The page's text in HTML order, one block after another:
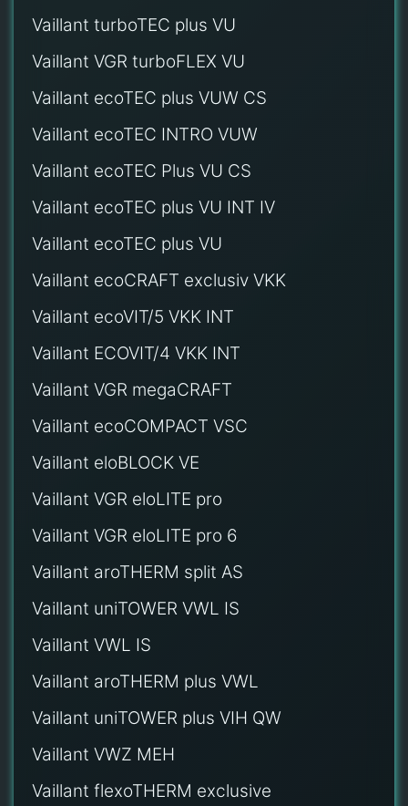
Vaillant turboTEC plus VU
Vaillant VGR turboFLEX VU
Vaillant ecoTEC plus VUW CS
Vaillant ecoTEC INTRO VUW
Vaillant ecoTEC Plus VU CS
Vaillant ecoTEC plus VU INT IV
Vaillant ecoTEC plus VU
Vaillant ecoCRAFT exclusiv VKK
Vaillant ecoVIT/5 VKK INT
Vaillant ECOVIT/4 VKK INT
Vaillant VGR megaCRAFT
Vaillant ecoCOMPACT VSC
Vaillant eloBLOCK VE
Vaillant VGR eloLITE pro
Vaillant VGR eloLITE pro 6
Vaillant aroTHERM split AS
Vaillant uniTOWER VWL IS
Vaillant VWL IS
Vaillant aroTHERM plus VWL
Vaillant uniTOWER plus VIH QW
Vaillant VWZ MEH
Vaillant flexoTHERM exclusive